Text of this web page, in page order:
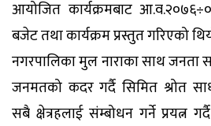
आयोजित कार्यक्रमबाट
बजेट तथा कार्यक्रम प्रस्तुत गरिएको
नगरपालिका मुल नाराका साथ जनता
जनमतको कदर गर्दै सिमित श्रोत
सबै क्षेत्रहलाई संम्बोधन गर्ने प्रयत्न